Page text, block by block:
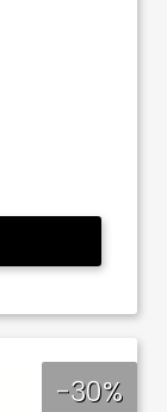
-30%